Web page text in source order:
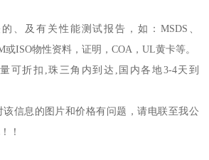
、及有关性能测试报告，如： MSDS
或ISO物性资料，证明，COA ，UL黄卡等。
可折扣 珠三角内到达 国内各地3-4天到
信息的图片和价格有问题，请电联至我公
！